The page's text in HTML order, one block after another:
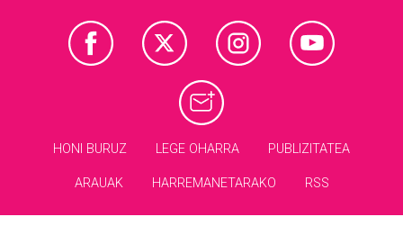
HONI BURUZ LEGE OHARRA PUBLIZITATEA
ARAUAK HARREMANETARAKO RSS